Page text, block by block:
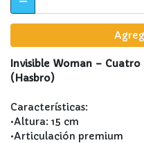
Invisible Woman –
(Hasbro)
Características:
•Altura: 15 cm
•Articulación premium